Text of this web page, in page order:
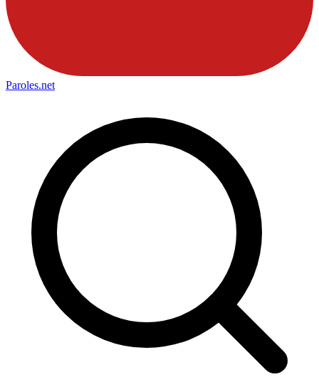
Paroles.net